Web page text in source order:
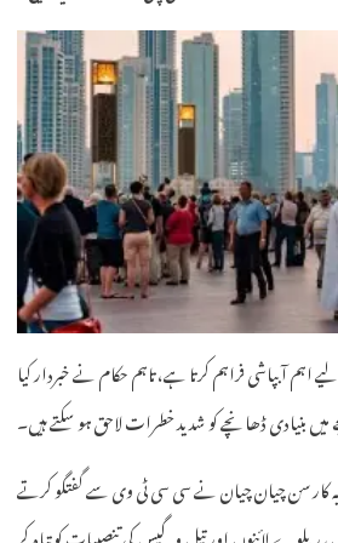
اہم آبپاشی فراہم کرتا ہے، تاہم حکام نے خبردار کیا
بنیادی ڈھانچے کو شدید خطرات لاحق ہو سکتے ہیں۔
کار سن چیان چیان نے سی سی ٹی وی سے گفتگو کرتے